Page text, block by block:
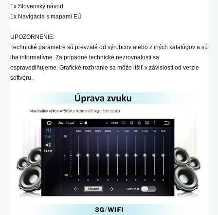
1x Slovenský návod
1x Navigácia s mapami EÚ
UPOZORNENIE:
Technické parametre sú prevzaté od výrobcov alebo z iných katalógov a sú
iba informatívne. Za prípadné technické nezrovnalosti sa
ospravedlňujeme. Grafické rozhranie sa môže líšiť v závislosti od verzie
softvéru.